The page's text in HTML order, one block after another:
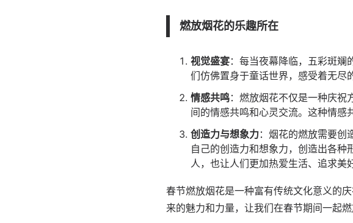
燃放烟花的乐趣所在
视觉盛宴：每当夜幕降临，五彩斑斓
们仿佛置身于童话世界，感受着无尽
情感共鸣：燃放烟花不仅是一种庆祝
间的情感共鸣和心灵交流。这种情感
创造力与想象力：烟花的燃放需要创
自己的创造力和想象力，创造出各
人，也让人们更加热爱生活、追求美好
春节燃放烟花是一种富有传统文化意义的
来的魅力和力量，让我们在春节期间一起燃